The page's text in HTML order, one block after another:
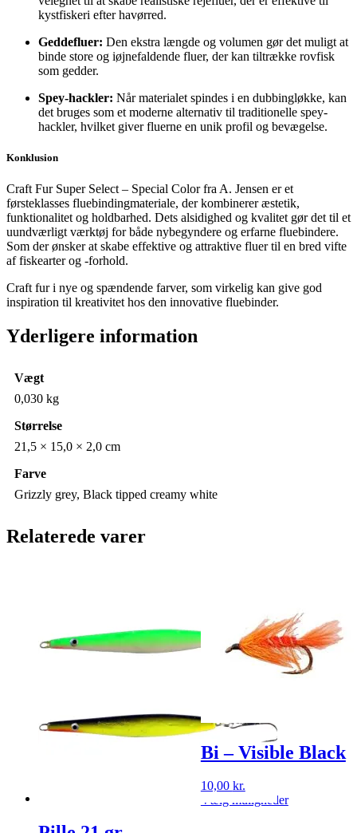
kystfiskeri efter havørred.
Geddefluer: Den ekstra længde og volumen gør det muligt at
binde store og iøjnefaldende fluer, der kan tiltrække rovfisk
som gedder.
Spey-hackler: Når materialet spindes i en dubbingløkke, kan
det bruges som et moderne alternativ til traditionelle spey-
hackler, hvilket giver fluerne en unik profil og bevægelse.
Konklusion
Craft Fur Super Select – Special Color fra A. Jensen er et
førsteklasses fluebindingmateriale, der kombinerer æstetik,
funktionalitet og holdbarhed. Dets alsidighed og kvalitet gør det til et
uundværligt værktøj for både nybegyndere og erfarne fluebindere.
Som der ønsker at skabe effektive og attraktive fluer til en bred vifte
af fiskearter og -forhold.
Craft fur i nye og spændende farver, som virkelig kan give god
inspiration til kreativitet hos den innovative fluebinder.
Yderligere information
Vægt
0,030 kg
Størrelse
21,5 × 15,0 × 2,0 cm
Farve
Grizzly grey, Black tipped creamy white
Relaterede varer
Bi – Visible Black
10,00 kr.
Vælg mulighederDette